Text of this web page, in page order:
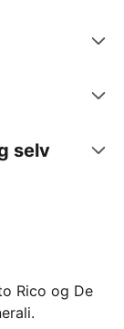
selv
Rico og De